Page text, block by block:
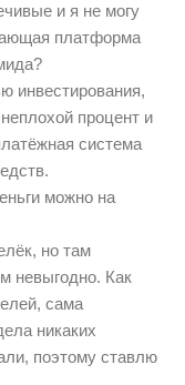
и я не могу
платформа
инвестирования,
процент и
система
можно на
но там
невыгодно. Как
сама
никаких
поэтому ставлю